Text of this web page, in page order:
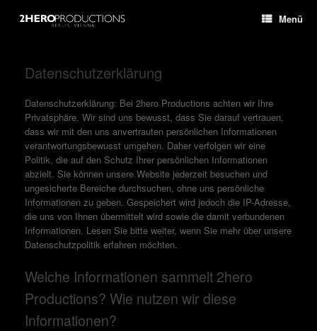
Inhalt
Menü
Datenschutzerklärung
Datenschutzerklärung: Bei 2hero Productions achten wir Ihre
Privatsphäre. Wir sind uns bewusst, dass Sie darauf vertrauen,
dass wir mit den uns anvertrauten persönlichen Informationen
verantwortungsbewusst umgehen. Daher verfolgen wir eine
Politik, die auf den Schutz Ihrer persönlichen Informationen
abzielt. Sie können unsere Website jederzeit besuchen und
ungesicherte Bereiche durchsuchen, ohne uns persönliche
Informationen zu geben. Gespeichert wird jedoch die IP-Adresse,
die uns von Ihnen übermittelt wird sowie die damit verbundenen
Informationen. Lesen Sie bitte weiter, wenn Sie mehr über unsere
Datenschutzpolitik erfahren möchten.
Welche Informationen sammelt 2hero
Productions? Wie nutzen wir diese
Informationen?